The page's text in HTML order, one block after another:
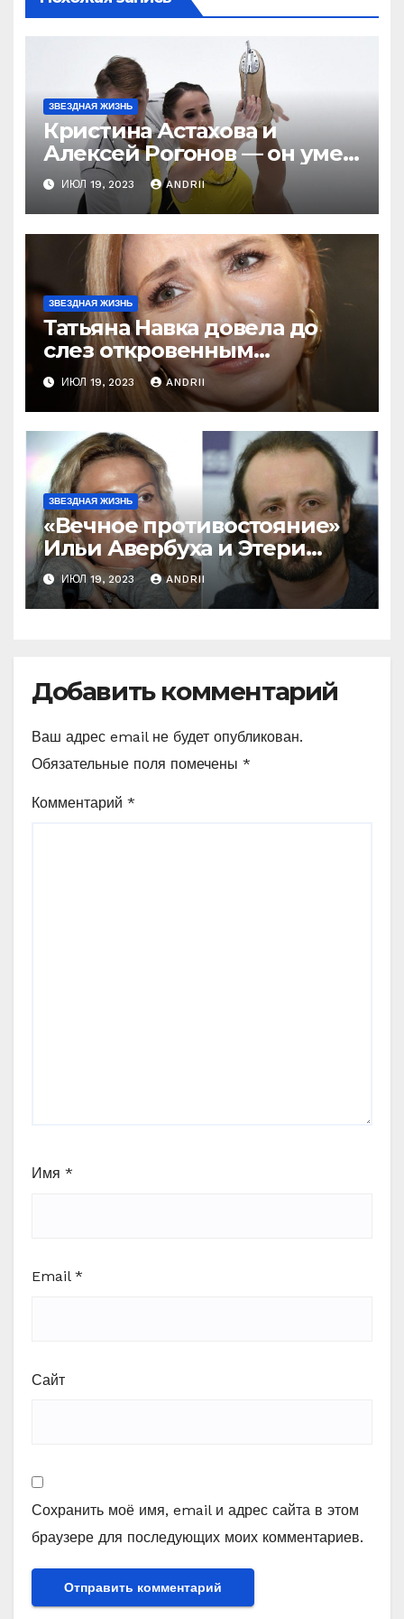
ЗВЕЗДНАЯ ЖИЗНЬ
Кристина Астахова и
Алексей Рогонов — он умер
ради неё, а зря! Как
непредсказуема жизнь!
ИЮЛ 19, 2023 ANDRII
ЗВЕЗДНАЯ ЖИЗНЬ
Татьяна Навка довела до
слез откровенным
признанием об Оксане
Домниной! Ну и ну!
ИЮЛ 19, 2023 ANDRII
ЗВЕЗДНАЯ ЖИЗНЬ
«Вечное противостояние»
Ильи Авербуха и Этери
Тутберидзе. Кто же
«перетянет одеяло» на
себя
ИЮЛ 19, 2023 ANDRII
Добавить комментарий
Ваш адрес email не будет опубликован.
Обязательные поля помечены *
Комментарий *
Имя *
Email *
Сайт
Сохранить моё имя, email и адрес сайта в этом
браузере для последующих моих комментариев.